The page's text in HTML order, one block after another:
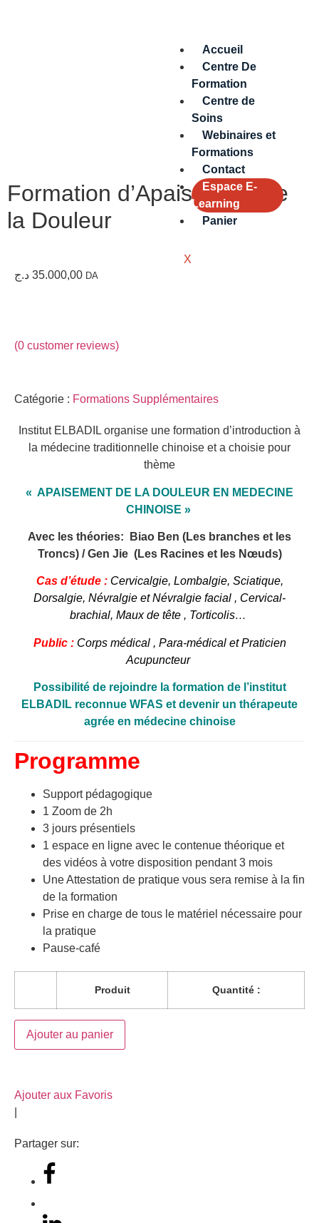
Accueil
Centre De
Formation
Centre de
Soins
Webinaires et
Formations
Contact
Espace E-
Learning
Panier
X
Formation d’Apaisement de
la Douleur
35.000,00 د.ج DA
(0 customer reviews)
Catégorie : Formations Supplémentaires
Institut ELBADIL organise une formation d’introduction à
la médecine traditionnelle chinoise et a choisie pour
thème
« APAISEMENT DE LA DOULEUR EN MEDECINE
CHINOISE »
Avec les théories: Biao Ben (Les branches et les
Troncs) / Gen Jie (Les Racines et les Nœuds)
Cas d’étude : Cervicalgie, Lombalgie, Sciatique,
Dorsalgie, Névralgie et Névralgie facial , Cervical-
brachial, Maux de tête , Torticolis…
Public : Corps médical , Para-médical et Praticien
Acupuncteur
Possibilité de rejoindre la formation de l’institut
ELBADIL reconnue WFAS et devenir un thérapeute
agrée en médecine chinoise
Programme
Support pédagogique
1 Zoom de 2h
3 jours présentiels
1 espace en ligne avec le contenue théorique et
des vidéos à votre disposition pendant 3 mois
Une Attestation de pratique vous sera remise à la fin
de la formation
Prise en charge de tous le matériel nécessaire pour
la pratique
Pause-café
Produit Quantité :
Ajouter au panier
Ajouter aux Favoris
Partager sur: